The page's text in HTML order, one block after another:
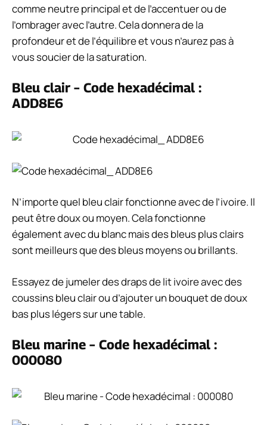
comme neutre principal et de l’accentuer ou de
l’ombrager avec l’autre. Cela donnera de la
profondeur et de l’équilibre et vous n’aurez pas à
vous soucier de la saturation.
Bleu clair – Code hexadécimal :
ADD8E6
N’importe quel bleu clair fonctionne avec de l’ivoire. Il
peut être doux ou moyen. Cela fonctionne
également avec du blanc mais des bleus plus clairs
sont meilleurs que des bleus moyens ou brillants.
Essayez de jumeler des draps de lit ivoire avec des
coussins bleu clair ou d’ajouter un bouquet de doux
bas plus légers sur une table.
Bleu marine – Code hexadécimal :
000080